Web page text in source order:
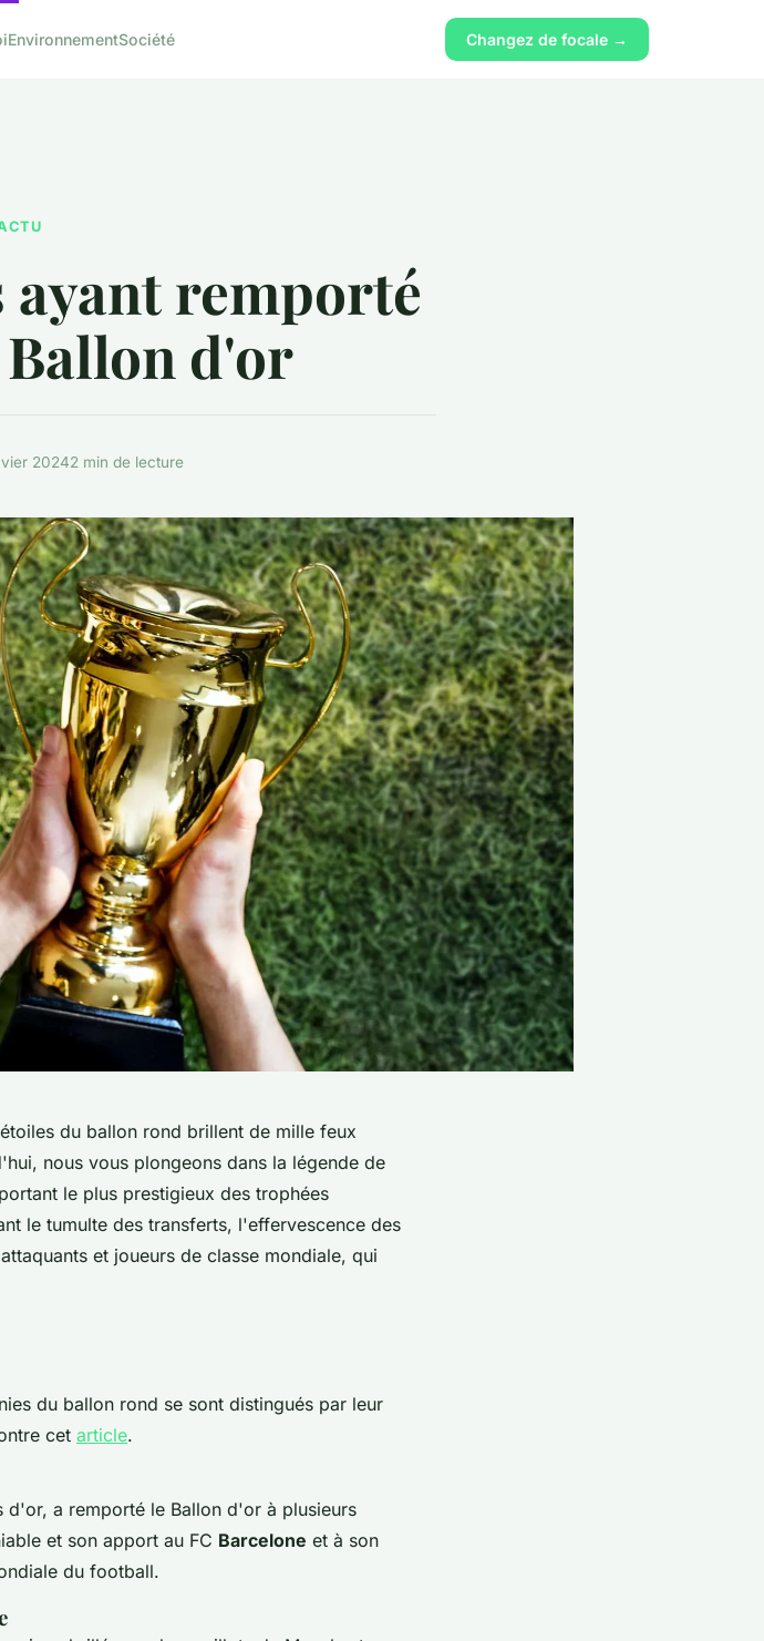
EnvironnementSociété Changez de focale →
ayant remporté
d'or
20242 min de lecture
du ballon rond brillent de mille feux
nous vous plongeons dans la légende de
le plus prestigieux des trophées
le tumulte des transferts, l'effervescence des
et joueurs de classe mondiale, qui
du ballon rond se sont distingués par leur
cet article.
d'or, a remporté le Ballon d'or à plusieurs
et son apport au FC Barcelone et à son
du football.